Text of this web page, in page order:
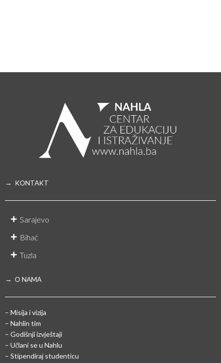
→ KONTAKT
Sarajevo
Bihać
Tuzla
→ O NAMA
– Misija i vizija
– Nahlin tim
– Godišnji izvještaji
– Učlani se u Nahlu
– Stipendiraj studenticu